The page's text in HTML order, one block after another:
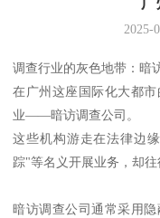
广
2025-
调查行业的灰色地带：暗
在广州这座国际化大都
业——暗访调查公司。
这些机构游走在法律边
踪"等名义开展业务，却
暗访调查公司通常采用